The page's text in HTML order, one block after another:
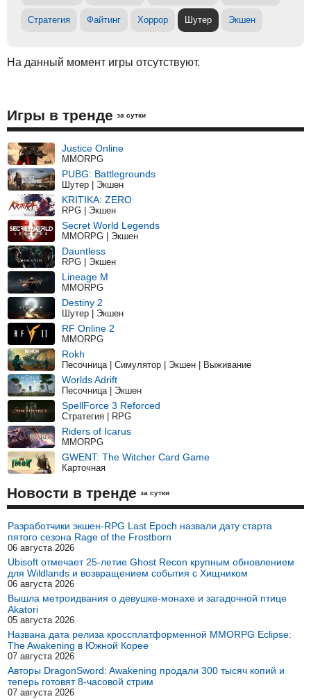
Стратегия Файтинг Хоррор Шутер Экшен
На данный момент игры отсутствуют.
Игры в тренде за сутки
Justice Online
MMORPG
PUBG: Battlegrounds
Шутер | Экшен
KRITIKA: ZERO
RPG | Экшен
Secret World Legends
MMORPG | Экшен
Dauntless
RPG | Экшен
Lineage M
MMORPG
Destiny 2
Шутер | Экшен
RF Online 2
MMORPG
Rokh
Песочница | Симулятор | Экшен | Выживание
Worlds Adrift
Песочница | Экшен
SpellForce 3 Reforced
Стратегия | RPG
Riders of Icarus
MMORPG
GWENT: The Witcher Card Game
Карточная
Новости в тренде за сутки
Разработчики экшен-RPG Last Epoch назвали дату старта
пятого сезона Rage of the Frostborn
06 августа 2026
Ubisoft отмечает 25-летие Ghost Recon крупным обновлением
для Wildlands и возвращением события с Хищником
06 августа 2026
Вышла метроидвания о девушке-монахе и загадочной птице
Akatori
05 августа 2026
Названа дата релиза кроссплатформенной MMORPG Eclipse:
The Awakening в Южной Корее
07 августа 2026
Авторы DragonSword: Awakening продали 300 тысяч копий и
теперь готовят 8-часовой стрим
07 августа 2026